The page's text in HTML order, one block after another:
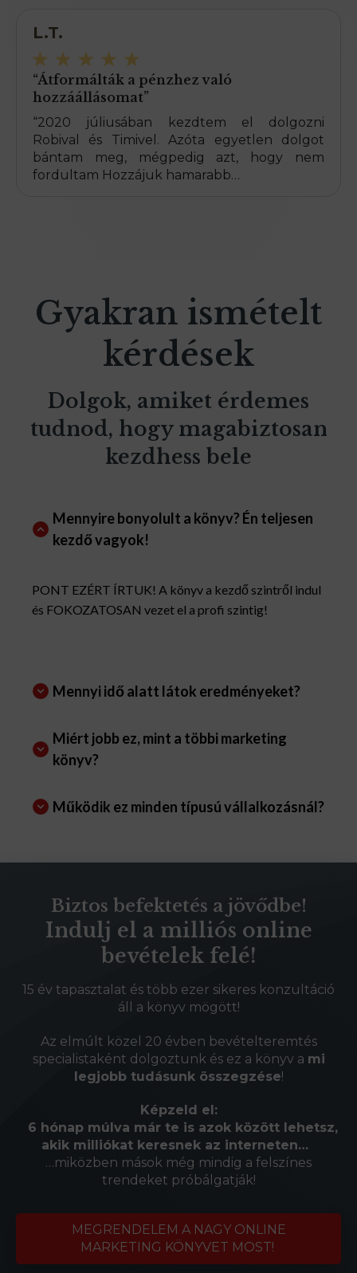
L.T.
“Átformálták a pénzhez való
hozzáállásomat”
“2020 júliusában kezdtem el dolgozni
Robival és Timivel. Azóta egyetlen dolgot
bántam meg, mégpedig azt, hogy nem
fordultam Hozzájuk hamarabb…
Gyakran ismételt
kérdések
Dolgok, amiket érdemes
tudnod, hogy magabiztosan
kezdhess bele
Mennyire bonyolult a könyv? Én teljesen
kezdő vagyok!
PONT EZÉRT ÍRTUK! A könyv a kezdő szintről indul
és FOKOZATOSAN vezet el a profi szintig!
Mennyi idő alatt látok eredményeket?
Miért jobb ez, mint a többi marketing
könyv?
Működik ez minden típusú vállalkozásnál?
Biztos befektetés a jövődbe!
Indulj el a milliós online
bevételek felé!
15 év tapasztalat és több ezer sikeres konzultáció
áll a könyv mögött!
Az elmúlt közel 20 évben bevételteremtés
specialistaként dolgoztunk és ez a könyv a mi
legjobb tudásunk összegzése!
Képzeld el:
6 hónap múlva már te is azok között lehetsz,
akik milliókat keresnek az interneten…
…miközben mások még mindig a felszínes
trendeket próbálgatják!
MEGRENDELEM A NAGY ONLINE
MARKETING KÖNYVET MOST!